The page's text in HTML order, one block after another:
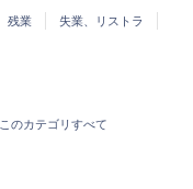
残業
失業、リストラ
このカテゴリすべて